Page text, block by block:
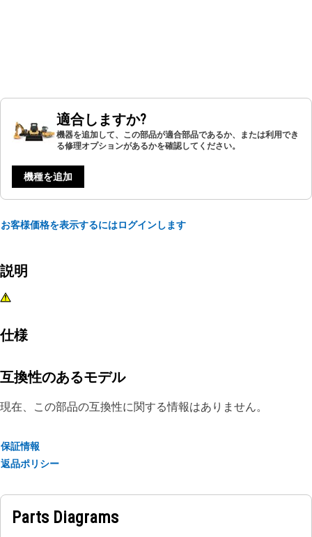
適合しますか?
機器を追加して、この部品が適合部品であるか、または利用でき
る修理オプションがあるかを確認してください。
機種を追加
お客様価格を表示するにはログインします
説明
仕様
互換性のあるモデル
現在、この部品の互換性に関する情報はありません。
保証情報
返品ポリシー
Parts Diagrams